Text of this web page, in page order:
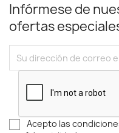
Infórmese de
ofertas
Acepto las